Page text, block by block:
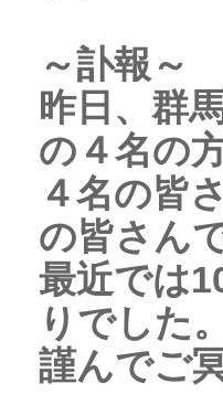
～訃報～
昨日、群
の４名の
４名の皆
の皆さん
最近では
りでした。
謹んでご